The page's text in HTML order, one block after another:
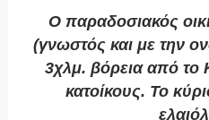
Ο παραδοσιακός
(γνωστός και με την
3χλμ. βόρεια από το
κατοίκους. Το